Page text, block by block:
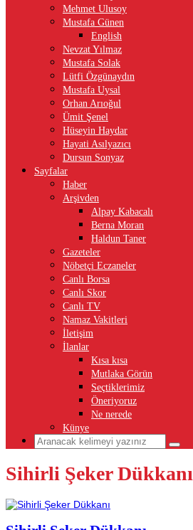
Mehmet Ulusoy
Mustafa Günen
English
Nevzat Yılmaz
Mustafa Solak
Lütfi Özgünaydın
Mustafa Uysal
Orhan Arıoğul
Ümit Şenel
Hüseyin Haydar
Hayati Asılyazıcı
Dursun Sonyaz
Sayfalar
Haber
Arşivden
Alpay Kabacalı
Berna Moran
Haldun Taner
Gazeteler
Nöbetçi Eczaneler
Canlı Borsa
Canlı Skor
Canlı TV
Namaz Vakitleri
İletişim
İlanlar
Kısa kısa
Mutlaka Görün
Seçtiklerimiz
Öneriyoruz
Ne nerede
Künye
Sihirli Şeker Dükkanı